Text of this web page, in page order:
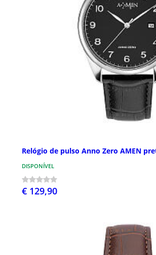
Relógio de pulso Anno Zero AMEN
DISPONÍVEL
€ 129,90